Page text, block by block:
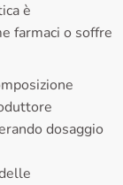
è
farmaci o soffre
dosaggio